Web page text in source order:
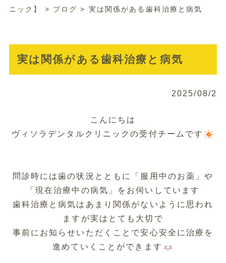
ニック】
> ブログ > 実は関係がある歯科治療と病気
実は関係がある歯科治療と病気
2025/08/2
こんにちは
ヴィソラデンタルクリニックの受付チームです
問診時には歯の状況とともに「服用中のお薬」や
「現在治療中の病気」をお伺いしています
歯科治療と病気はあまり関係がないように思われ
ますが実はとても大切で
事前にお知らせいただくことで安心安全に治療を
進めていくことができます